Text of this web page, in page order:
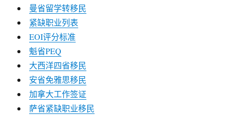
曼省留学转移民
紧缺职业列表
EOI评分标准
魁省PEQ
大西洋四省移民
安省免雅思移民
加拿大工作签证
萨省紧缺职业移民